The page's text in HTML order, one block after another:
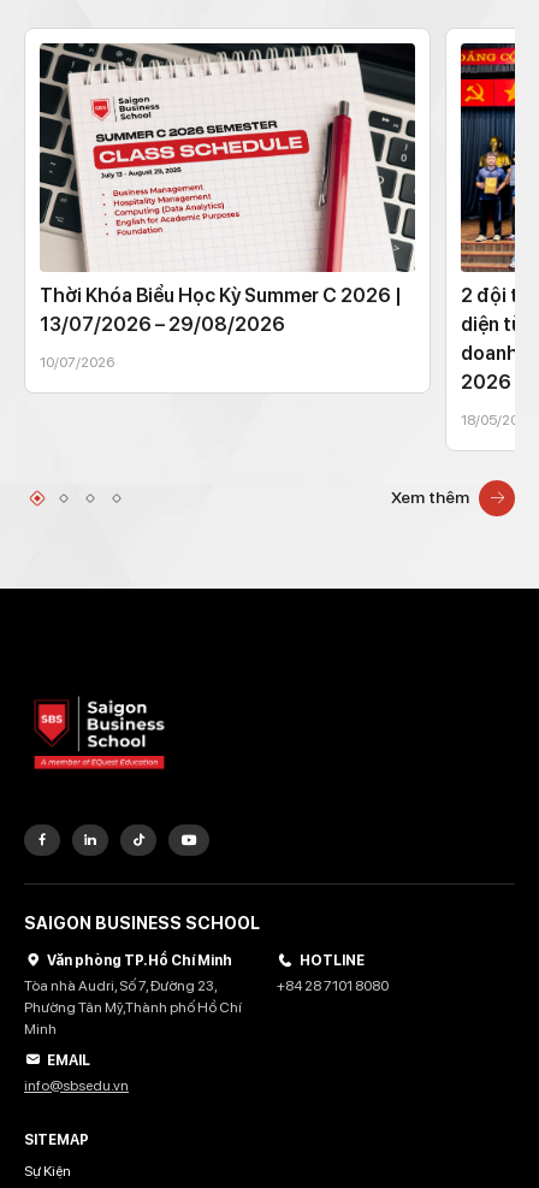
Thời Khóa Biểu Học Kỳ Summer C 2026 |
13/07/2026 – 29/08/2026
10/07/2026
2 đội thi
diện từ
doanh
2026
18/05/2026
Xem thêm
SAIGON BUSINESS SCHOOL
Văn phòng TP. Hồ Chí Minh
Tòa nhà Audri, Số 7, Đường 23,
Phường Tân Mỹ,Thành phố Hồ Chí
Minh
HOTLINE
+84 28 7101 8080
EMAIL
info@sbsedu.vn
SITEMAP
Sự Kiện